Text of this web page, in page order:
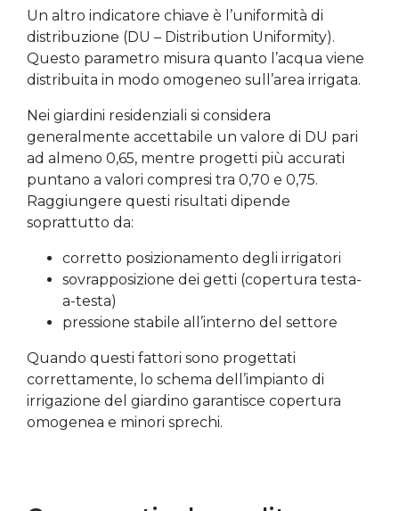
Un altro indicatore chiave è l’uniformità di
distribuzione (DU – Distribution Uniformity).
Questo parametro misura quanto l’acqua viene
distribuita in modo omogeneo sull’area irrigata.
Nei giardini residenziali si considera
generalmente accettabile un valore di DU pari
ad almeno 0,65, mentre progetti più accurati
puntano a valori compresi tra 0,70 e 0,75.
Raggiungere questi risultati dipende
soprattutto da:
corretto posizionamento degli irrigatori
sovrapposizione dei getti (copertura testa-
a-testa)
pressione stabile all’interno del settore
Quando questi fattori sono progettati
correttamente, lo schema dell’impianto di
irrigazione del giardino garantisce copertura
omogenea e minori sprechi.